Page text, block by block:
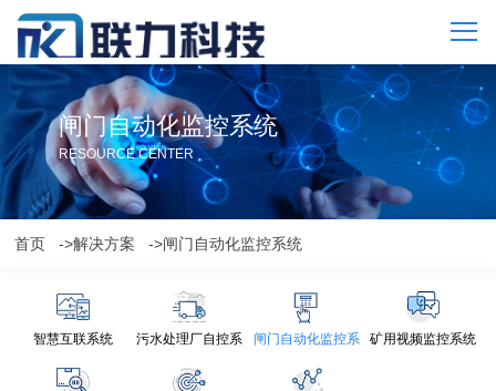
闸门自动化监控系统
RESOURCE CENTER
首页 ->解决方案 ->闸门自动化监控系统
智慧互联系统
污水处理厂自控系
闸门自动化监控系
矿用视频监控系统